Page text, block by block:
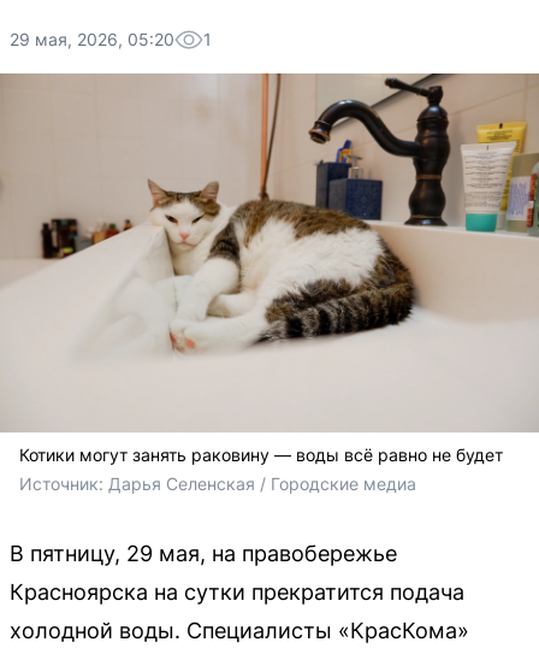
29 мая, 2026, 05:20 1
Котики могут занять раковину — воды всё равно не будет
Источник: Дарья Селенская / Городские медиа
В пятницу, 29 мая, на правобережье
Красноярска на сутки прекратится подача
холодной воды. Специалисты «КрасКома»